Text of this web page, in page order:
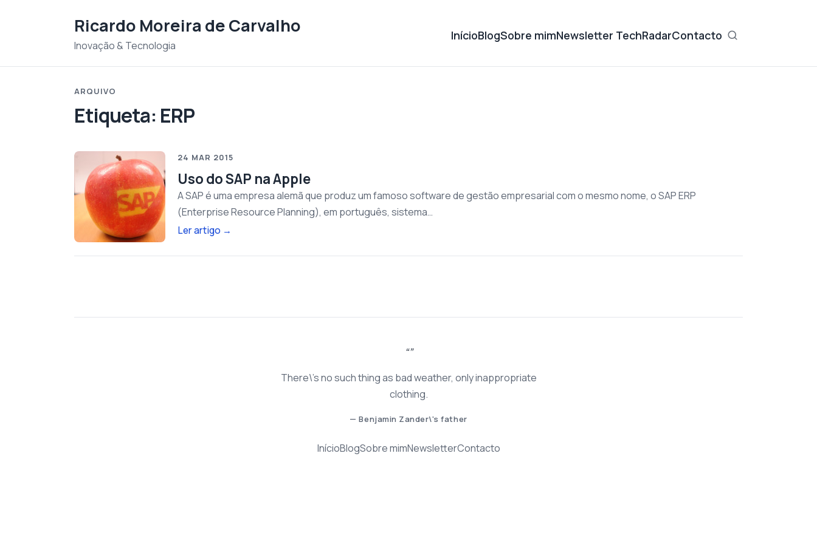
Ricardo Moreira de Carvalho
Inovação & Tecnologia
InícioBlogSobre mimNewsletter TechRadarContacto
ARQUIVO
Etiqueta: ERP
24 MAR 2015
Uso do SAP na Apple
A SAP é uma empresa alemã que produz um famoso software de gestão empresarial com o mesmo nome, o SAP ERP
(Enterprise Resource Planning), em português, sistema…
Ler artigo →
There\'s no such thing as bad weather, only inappropriate
clothing.
— Benjamin Zander\'s father
InícioBlogSobre mimNewsletterContacto